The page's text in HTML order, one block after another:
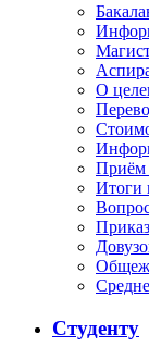
О
Приём
Итоги
Студенту